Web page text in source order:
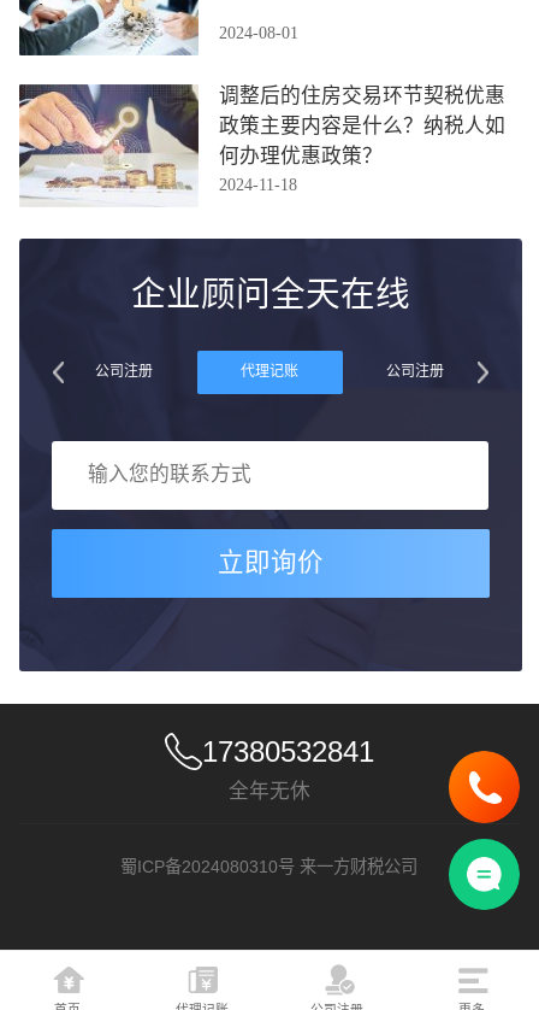
2024-08-01
调整后的住房交易环节契税优惠
政策主要内容是什么？纳税人如
何办理优惠政策？
2024-11-18
企业顾问全天在线
公司注册 代理记账 公司注册
立即询价
17380532841
全年无休
蜀ICP备2024080310号 来一方财税公司